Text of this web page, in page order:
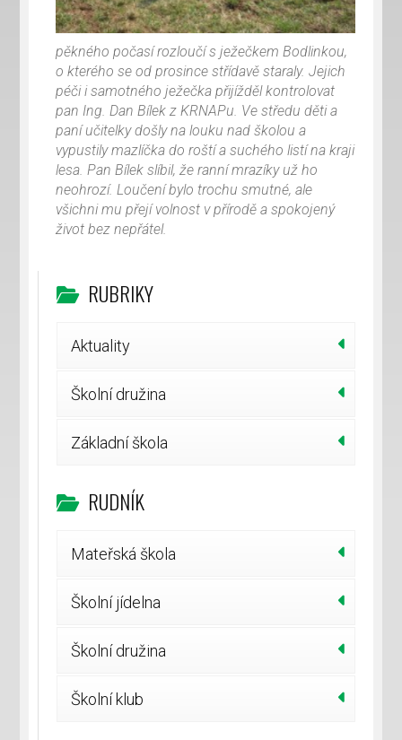
pěkného počasí rozloučí s ježečkem Bodlinkou,
o kterého se od prosince střídavě staraly. Jejich
péči i samotného ježečka přijížděl kontrolovat
pan Ing. Dan Bílek z KRNAPu. Ve středu děti a
paní učitelky došly na louku nad školou a
vypustily mazlíčka do roští a suchého listí na kraji
lesa. Pan Bílek slíbil, že ranní mrazíky už ho
neohrozí. Loučení bylo trochu smutné, ale
všichni mu přejí volnost v přírodě a spokojený
život bez nepřátel.
RUBRIKY
Aktuality
Školní družina
Základní škola
RUDNÍK
Mateřská škola
Školní jídelna
Školní družina
Školní klub